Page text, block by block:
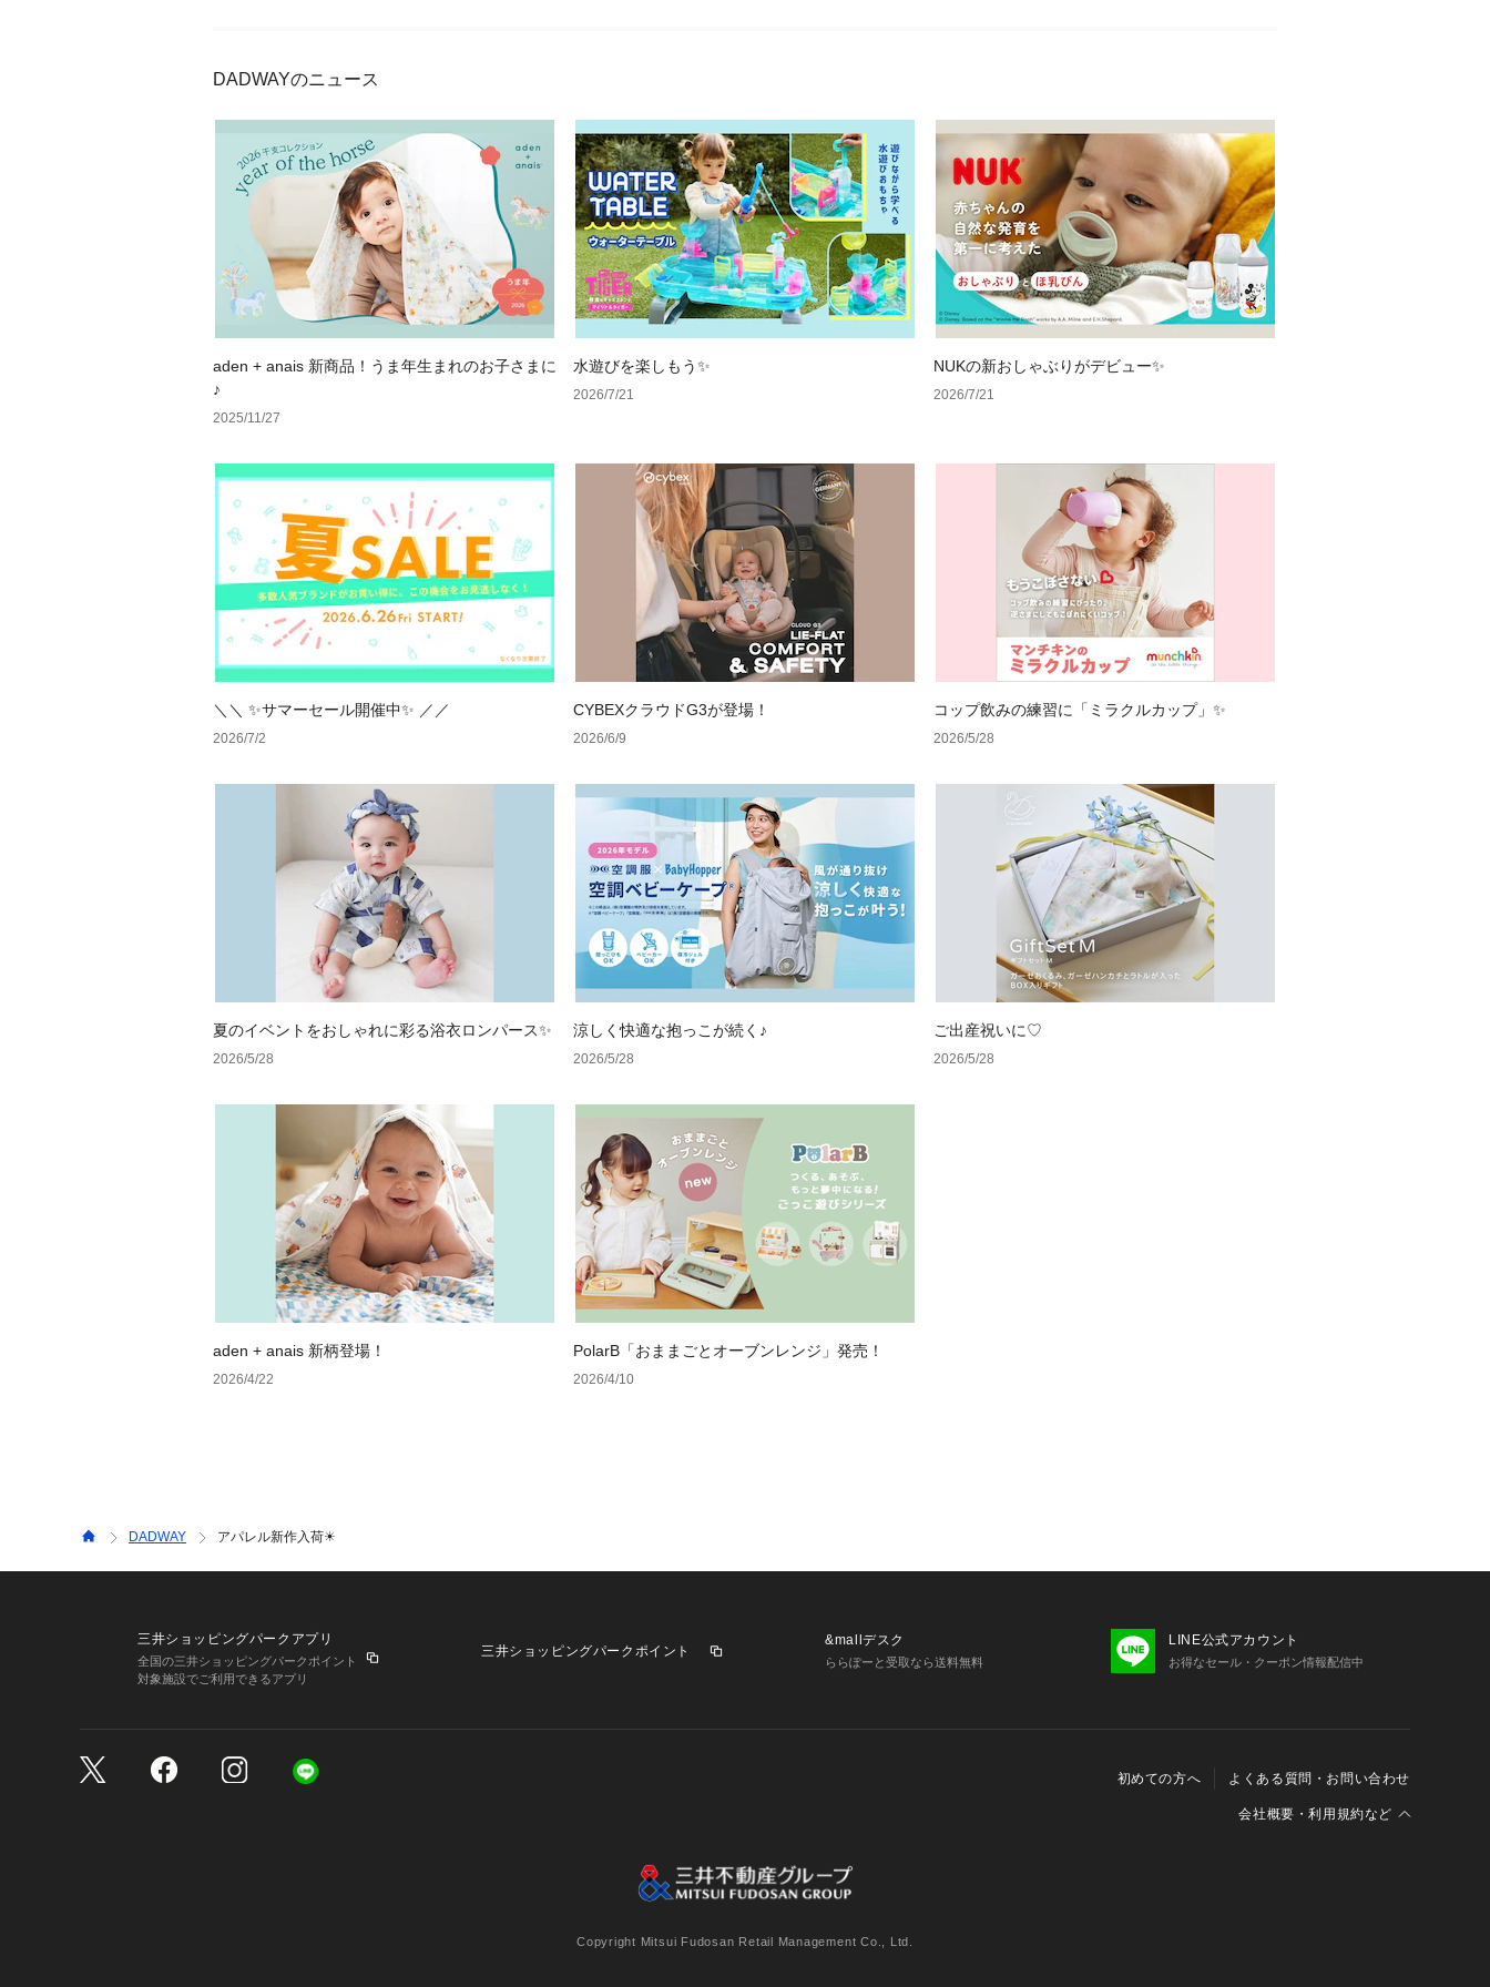
DADWAYのニュース
aden + anais 新商品！うま年生まれのお子さまに
♪
2025/11/27
水遊びを楽しもう✨
2026/7/21
NUKの新おしゃぶりがデビュー✨
2026/7/21
＼＼ ✨サマーセール開催中✨ ／／
2026/7/2
CYBEXクラウドG3が登場！
2026/6/9
コップ飲みの練習に「ミラクルカップ」✨
2026/5/28
夏のイベントをおしゃれに彩る浴衣ロンパース✨
2026/5/28
涼しく快適な抱っこが続く♪
2026/5/28
ご出産祝いに♡
2026/5/28
aden + anais 新柄登場！
2026/4/22
PolarB「おままごとオーブンレンジ」発売！
2026/4/10
DADWAY アパレル新作入荷☀
三井ショッピングパークアプリ
全国の三井ショッピングパークポイント
対象施設でご利用できるアプリ
三井ショッピングパークポイント
&mallデスク
ららぽーと受取なら送料無料
LINE公式アカウント
お得なセール・クーポン情報配信中
初めての方へ よくある質問・お問い合わせ
会社概要・利用規約など
個人情報保護方針 個人情報の取り扱いについて
Copyright Mitsui Fudosan Retail Management Co., Ltd.